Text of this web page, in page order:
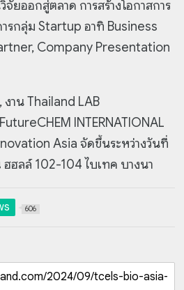
ยออกสู่ตลาด การสร้างโอกาสการ
รกลุ่ม Startup อาทิ Business
Company Presentation
าน Thailand LAB
INTERNATIONAL
Asia จัดขึ้นระหว่างวันที่
ฮลล์ 102-104 ไบเทค บางนา
606